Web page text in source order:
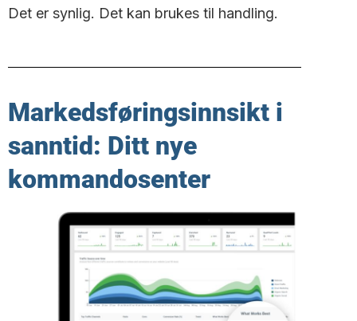
Det er synlig. Det kan brukes til handling.
Markedsføringsinnsikt i
sanntid: Ditt nye
kommandosenter